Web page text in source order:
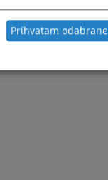
Prihvatam odabrane